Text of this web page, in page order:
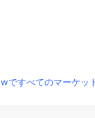
ですべてのマーケッ